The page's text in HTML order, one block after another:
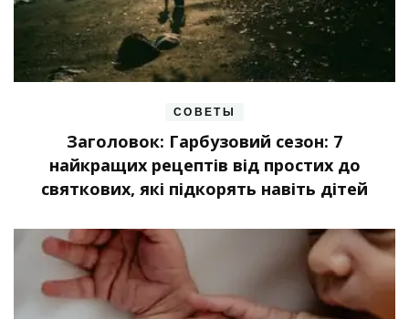
СОВЕТЫ
Заголовок: Гарбузовий сезон: 7
найкращих рецептів від простих до
святкових, які підкорять навіть дітей